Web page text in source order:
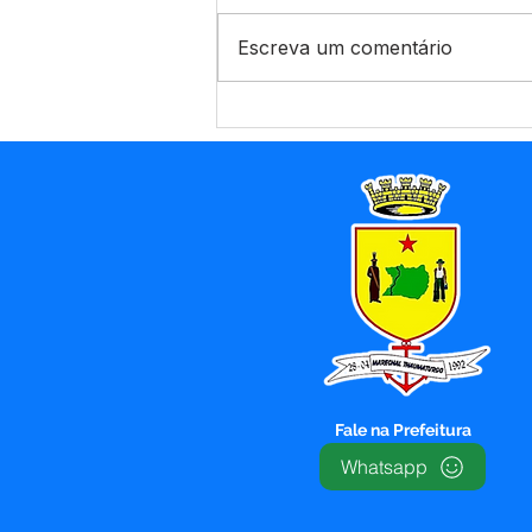
Thaumaturgo amplia
infraestrutura urbana com
abertura de novas ruas e
implantação de rede de
abastecimento de água
Escreva um comentário
Fale na Prefeitura
Whatsapp